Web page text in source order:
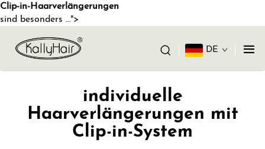
Clip-in-Haarverlängerungen
sind besonders …">
DE
individuelle
Haarverlängerungen mit
Clip-in-System